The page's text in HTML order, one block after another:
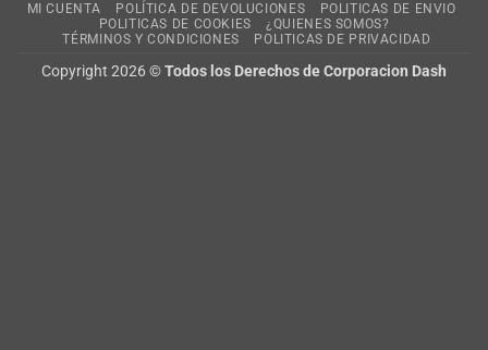
MI CUENTA POLÍTICA DE DEVOLUCIONES
POLITICAS DE ENVIO
POLITICAS DE COOKIES
¿QUIENES SOMOS?
TÉRMINOS Y CONDICIONES
POLITICAS DE PRIVACIDAD
Copyright 2026 ©Todos los Derechos de Corporacion Dash